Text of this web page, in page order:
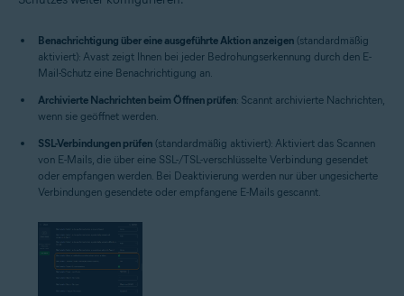
Benachrichtigung über eine ausgeführte Aktion anzeigen (standardmäßig
aktiviert): Avast zeigt Ihnen bei jeder Bedrohungserkennung durch den E-
Mail-Schutz eine Benachrichtigung an.
Archivierte Nachrichten beim Öffnen prüfen: Scannt archivierte Nachrichten,
wenn sie geöffnet werden.
SSL-Verbindungen prüfen (standardmäßig aktiviert): Aktiviert das Scannen
von E-Mails, die über eine SSL-/TSL-verschlüsselte Verbindung gesendet
oder empfangen werden. Bei Deaktivierung werden nur über ungesicherte
Verbindungen gesendete oder empfangene E-Mails gescannt.